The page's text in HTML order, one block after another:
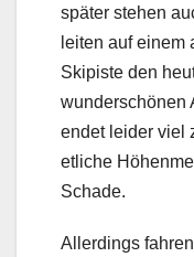
später stehen
leiten auf einem
Skipiste den
wunderschönen
endet leider viel
etliche
Schade.
Allerdings